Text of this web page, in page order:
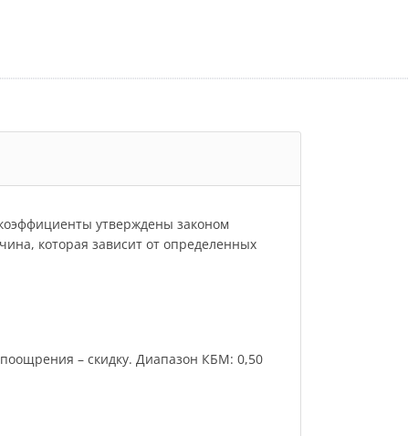
утверждены законом
которая зависит от определенных
– скидку. Диапазон КБМ: 0,50